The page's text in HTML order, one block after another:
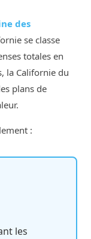
des
se classe
totales en
la Californie du
plans de
:
les